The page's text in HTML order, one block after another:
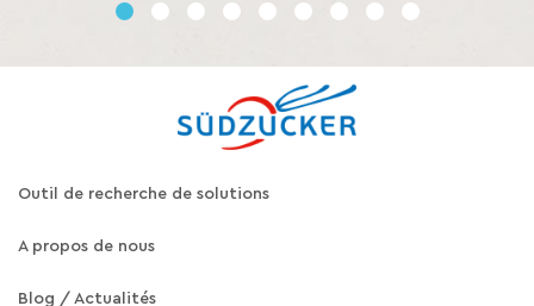
1 2 3 4 5 6 7 8 9
Outil de recherche de solutions
A propos de nous
Blog / Actualités